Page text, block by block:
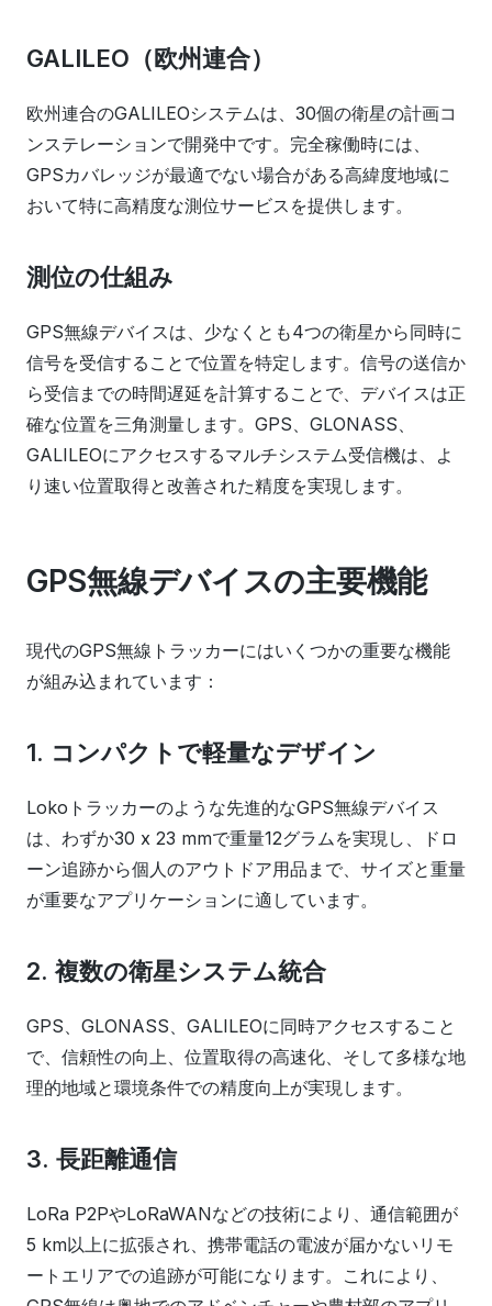
GALILEO（欧州連合）
欧州連合のGALILEOシステムは、30個の衛星の計画コ
ンステレーションで開発中です。完全稼働時には、
GPSカバレッジが最適でない場合がある高緯度地域に
おいて特に高精度な測位サービスを提供します。
測位の仕組み
GPS無線デバイスは、少なくとも4つの衛星から同時に
信号を受信することで位置を特定します。信号の送信か
ら受信までの時間遅延を計算することで、デバイスは正
確な位置を三角測量します。GPS、GLONASS、
GALILEOにアクセスするマルチシステム受信機は、よ
り速い位置取得と改善された精度を実現します。
GPS無線デバイスの主要機能
現代のGPS無線トラッカーにはいくつかの重要な機能
が組み込まれています：
1. コンパクトで軽量なデザイン
Lokoトラッカーのような先進的なGPS無線デバイス
は、わずか30 x 23 mmで重量12グラムを実現し、ドロ
ーン追跡から個人のアウトドア用品まで、サイズと重量
が重要なアプリケーションに適しています。
2. 複数の衛星システム統合
GPS、GLONASS、GALILEOに同時アクセスすること
で、信頼性の向上、位置取得の高速化、そして多様な地
理的地域と環境条件での精度向上が実現します。
3. 長距離通信
LoRa P2PやLoRaWANなどの技術により、通信範囲が
5 km以上に拡張され、携帯電話の電波が届かないリモ
ートエリアでの追跡が可能になります。これにより、